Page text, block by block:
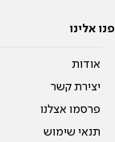
פנו אלינו
אודות
יצירת קשר
פרסמו אצלנו
תנאי שימוש